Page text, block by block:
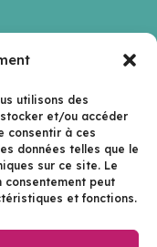
utilisons des
et/ou accéder
consentir à ces
données telles que le
sur ce site. Le
peut
et fonctions.
? Une